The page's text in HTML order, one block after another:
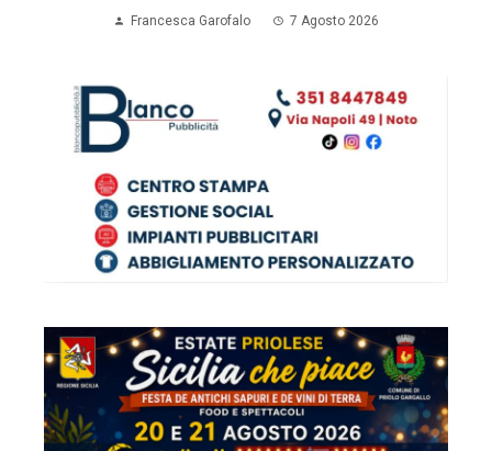
Francesca Garofalo 7 Agosto 2026